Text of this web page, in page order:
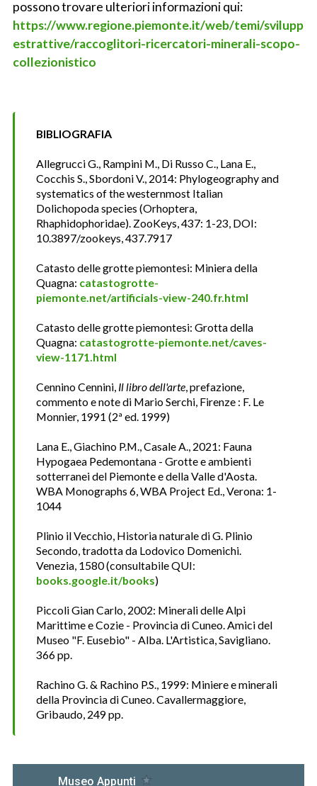
possono trovare ulteriori informazioni qui:
https://www.regione.piemonte.it/web/temi/
estrattive/raccoglitori-ricercatori-minerali-scopo-
collezionistico
BIBLIOGRAFIA
Allegrucci G., Rampini M., Di Russo C., Lana E.,
Cocchis S., Sbordoni V., 2014: Phylogeography and
systematics of the westernmost Italian
Dolichopoda species (Orhoptera,
Rhaphidophoridae). ZooKeys, 437: 1-23, DOI:
10.3897/zookeys, 437.7917
Catasto delle grotte piemontesi: Miniera della
Quagna: catastogrotte-
piemonte.net/artificials-view-240.fr.html
Catasto delle grotte piemontesi: Grotta della
Quagna: catastogrotte-piemonte.net/caves-
view-1171.html
Cennino Cennini, Il libro dell'arte, prefazione,
commento e note di Mario Serchi, Firenze : F. Le
Monnier, 1991 (2ª ed. 1999)
Lana E., Giachino P.M., Casale A., 2021: Fauna
Hypogaea Pedemontana - Grotte e ambienti
sotterranei del Piemonte e della Valle d'Aosta.
WBA Monographs 6, WBA Project Ed., Verona: 1-
1044
Plinio il Vecchio, Historia naturale di G. Plinio
Secondo, tradotta da Lodovico Domenichi.
Venezia, 1580 (consultabile QUI:
books.google.it/books)
Piccoli Gian Carlo, 2002: Minerali delle Alpi
Marittime e Cozie - Provincia di Cuneo. Amici del
Museo "F. Eusebio" - Alba. L'Artistica, Savigliano.
366 pp.
Rachino G. & Rachino P.S., 1999: Miniere e minerali
della Provincia di Cuneo. Cavallermaggiore,
Gribaudo, 249 pp.